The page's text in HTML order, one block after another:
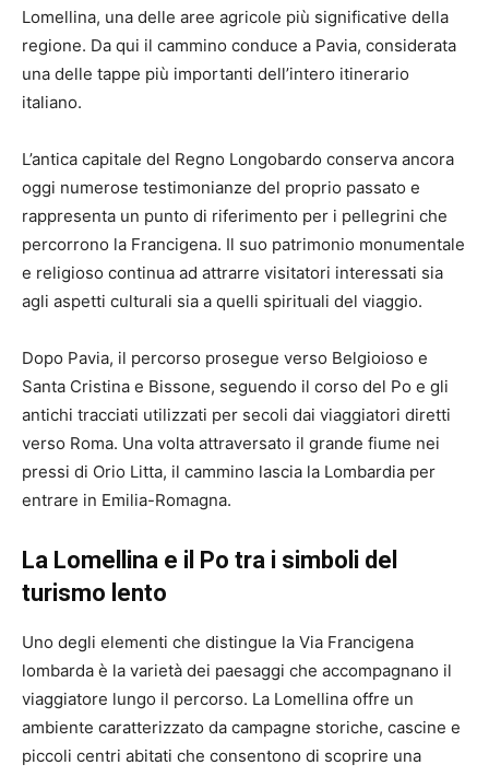
Lomellina, una delle aree agricole più significative della
regione. Da qui il cammino conduce a Pavia, considerata
una delle tappe più importanti dell’intero itinerario
italiano.
L’antica capitale del Regno Longobardo conserva ancora
oggi numerose testimonianze del proprio passato e
rappresenta un punto di riferimento per i pellegrini che
percorrono la Francigena. Il suo patrimonio monumentale
e religioso continua ad attrarre visitatori interessati sia
agli aspetti culturali sia a quelli spirituali del viaggio.
Dopo Pavia, il percorso prosegue verso Belgioioso e
Santa Cristina e Bissone, seguendo il corso del Po e gli
antichi tracciati utilizzati per secoli dai viaggiatori diretti
verso Roma. Una volta attraversato il grande fiume nei
pressi di Orio Litta, il cammino lascia la Lombardia per
entrare in Emilia-Romagna.
La Lomellina e il Po tra i simboli del
turismo lento
Uno degli elementi che distingue la Via Francigena
lombarda è la varietà dei paesaggi che accompagnano il
viaggiatore lungo il percorso. La Lomellina offre un
ambiente caratterizzato da campagne storiche, cascine e
piccoli centri abitati che consentono di scoprire una